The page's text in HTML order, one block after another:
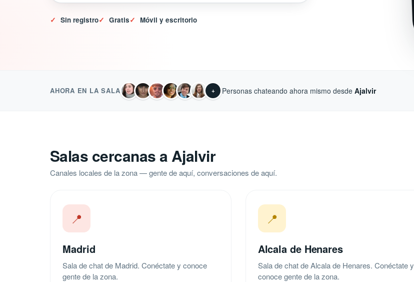
✓ Sin registro✓ Gratis✓ Móvil y escritorio
AHORA EN LA SALA + Personas chateando ahora mismo desdeAjalvir
Salas cercanas a Ajalvir
Canales locales de la zona — gente de aquí, conversaciones de aquí.
📍
Madrid
Sala de chat de Madrid. Conéctate y conoce
gente de la zona.
📍
Alcala de Henares
Sala de chat de Alcala de Henares. Conéctate y
conoce gente de la zona.